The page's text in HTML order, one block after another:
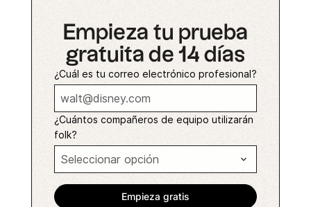
Empieza tu prueba
gratuita de 14 días
¿Cuál es tu correo electrónico profesional?
¿Cuántos compañeros de equipo utilizarán
folk?